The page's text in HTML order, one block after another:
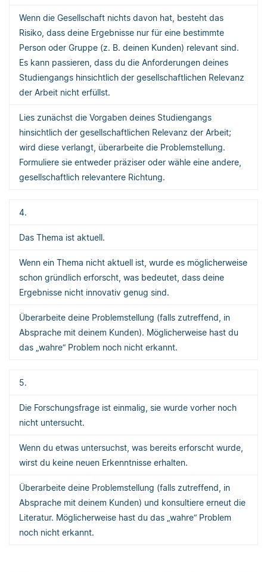
Wenn die Gesellschaft nichts davon hat, besteht das
Risiko, dass deine Ergebnisse nur für eine bestimmte
Person oder Gruppe (z. B. deinen Kunden) relevant sind.
Es kann passieren, dass du die Anforderungen deines
Studiengangs hinsichtlich der gesellschaftlichen Relevanz
der Arbeit nicht erfüllst.
Lies zunächst die Vorgaben deines Studiengangs
hinsichtlich der gesellschaftlichen Relevanz der Arbeit;
wird diese verlangt, überarbeite die Problemstellung.
Formuliere sie entweder präziser oder wähle eine andere,
gesellschaftlich relevantere Richtung.
4.
Das Thema ist aktuell.
Wenn ein Thema nicht aktuell ist, wurde es möglicherweise
schon gründlich erforscht, was bedeutet, dass deine
Ergebnisse nicht innovativ genug sind.
Überarbeite deine Problemstellung (falls zutreffend, in
Absprache mit deinem Kunden). Möglicherweise hast du
das „wahre“ Problem noch nicht erkannt.
5.
Die Forschungsfrage ist einmalig, sie wurde vorher noch
nicht untersucht.
Wenn du etwas untersuchst, was bereits erforscht wurde,
wirst du keine neuen Erkenntnisse erhalten.
Überarbeite deine Problemstellung (falls zutreffend, in
Absprache mit deinem Kunden) und konsultiere erneut die
Literatur. Möglicherweise hast du das „wahre“ Problem
noch nicht erkannt.